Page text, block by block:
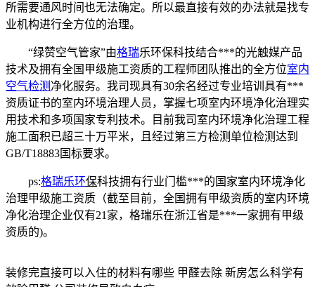
所需要通风时间也无法确定。所以最直接有效的办法就是找专
业机构进行全方位的治理。
“绿赞空气管家”由格瑞乐环保科技结合***的光触媒产品
技术及拥有全国甲级施工资质的工程师团队推出的全方位室内
空气检测 净化服务。我司现具有30余名经过专业培训具有***
资质证书的室内环境治理人员，掌握七项室内环境净化治理实
用技术和多项国家专利技术。目前我司室内环境净化治理工程
施工面积已超三十万平米，且经过第三方检测单位检测达到
GB/T18883国标要求。
ps:格瑞乐环保科技拥有行业门槛***的国家室内环境净化
治理甲级施工资质（截至目前，全国拥有甲级资质的室内环境
净化治理企业仅有21家，格瑞乐在浙江省是***一家拥有甲级
资质的)。
装修完直接可以入住的材料有哪些 甲醛去除 新房怎么科学有